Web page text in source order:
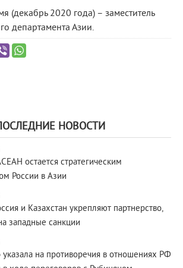
(декабрь 2020 года) – заместитель
департамента Азии.
НОВОСТИ
остается стратегическим
России в Азии
и Казахстан укрепляют партнерство,
западные санкции
на противоречия в отношениях РФ